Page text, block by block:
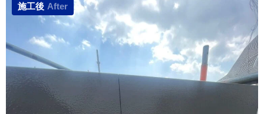
施工後 After